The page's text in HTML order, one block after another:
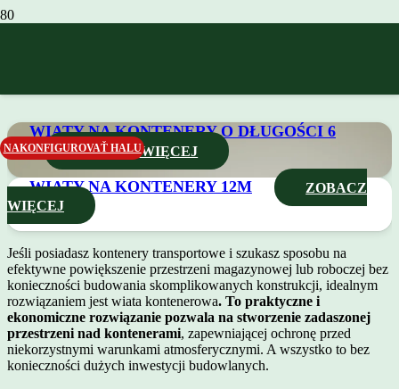
NAKONFIGUROVAŤ HALU
morskie
WIATY NA KONTENERY O DŁUGOŚCI 6
M
ZOBACZ WIĘCEJ
WIATY NA KONTENERY 12M
ZOBACZ
WIĘCEJ
Jeśli posiadasz kontenery transportowe i szukasz sposobu na
efektywne powiększenie przestrzeni magazynowej lub roboczej bez
konieczności budowania skomplikowanych konstrukcji, idealnym
rozwiązaniem jest wiata kontenerowa. To praktyczne i
ekonomiczne rozwiązanie pozwala na stworzenie zadaszonej
przestrzeni nad kontenerami, zapewniającej ochronę przed
niekorzystnymi warunkami atmosferycznymi. A wszystko to bez
konieczności dużych inwestycji budowlanych.